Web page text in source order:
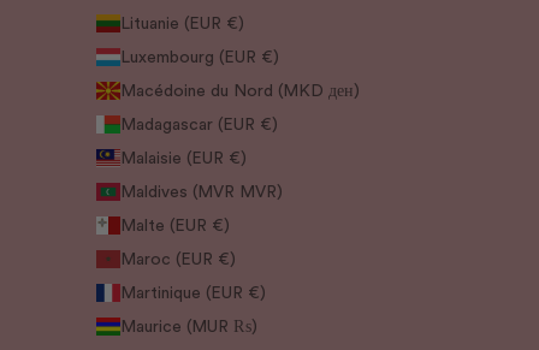
Lituanie (EUR €)
Luxembourg (EUR €)
Macédoine du Nord (MKD ден)
Madagascar (EUR €)
Malaisie (EUR €)
Maldives (MVR MVR)
Malte (EUR €)
Maroc (EUR €)
Martinique (EUR €)
Maurice (MUR ₨)